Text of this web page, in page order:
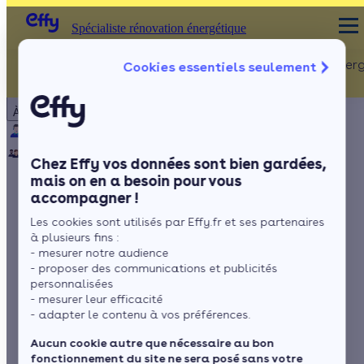
Cookies essentiels seulement
Chez Effy vos données sont bien gardées,
mais on en a besoin pour vous
accompagner !
Les cookies sont utilisés par Effy.fr et ses partenaires
à plusieurs fins :
- mesurer notre audience
- proposer des communications et publicités
personnalisées
- mesurer leur efficacité
- adapter le contenu à vos préférences.
Aucun cookie autre que nécessaire au bon
fonctionnement du site ne sera posé sans votre
À propos
Notre équipe
Rejoignez-nous Presse
Spécialiste rénovation énergétique Rénovation
Murs
Sols
Spécialiste rénovation énergétique
Qu’est-ce que le
plancher rayonnant
électrique ?
Mariana Gonçalves 5 min de lecture